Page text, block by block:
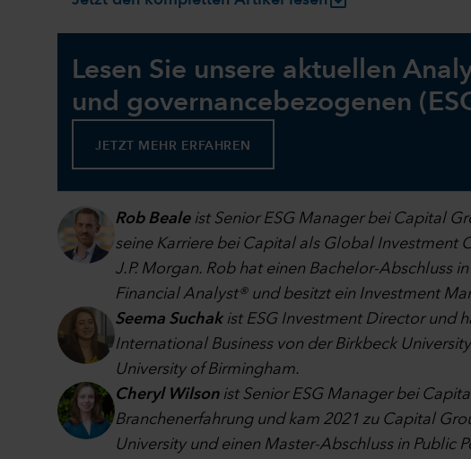
Lesen Sie unsere aktuellen
und governancebezogenen
JETZT MEHR ERFAHREN
Rob Bealeist Senior ESG Manager bei Capital
seine Karriere bei Capital als Global Investment
J.P. Morgan. Rob hat einen Bachelor-Abschluss
Financial Analyst® und besitzt ein Investment
Seema Suchak ist ESG Investment Director und
International Business von der Birkbeck
University of Birmingham.
Cheryl Wilsonist Senior ESG Manager bei
Branchenerfahrung und kam 2021 zu Capital
University und einen Master-Abschluss in Public